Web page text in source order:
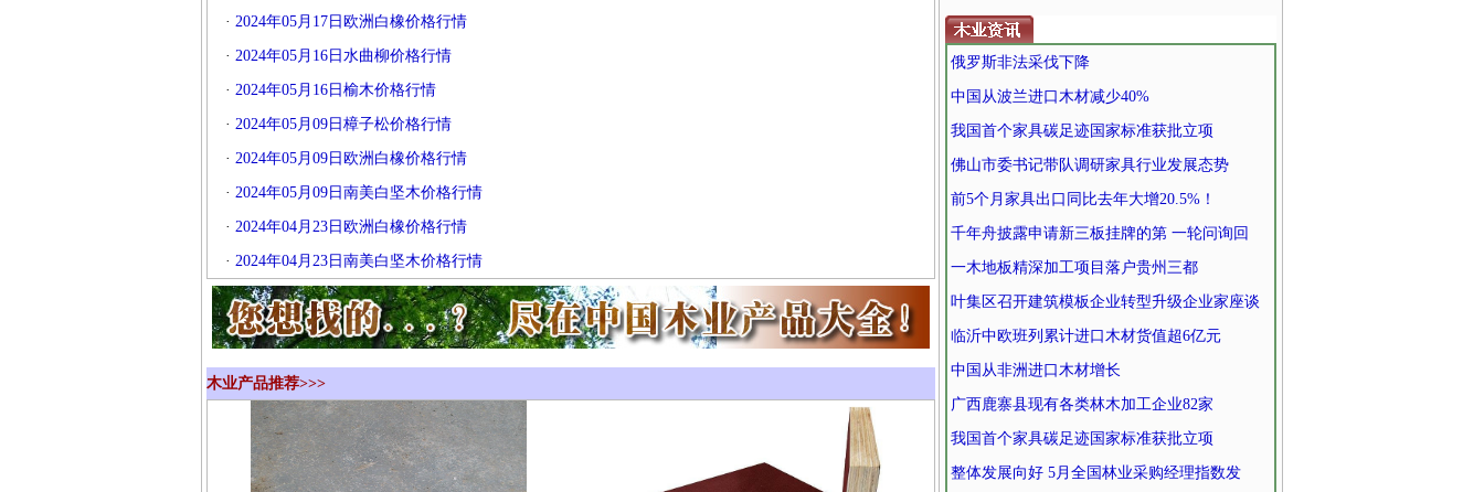
· 2024年05月17日欧洲白橡价格行情
· 2024年05月16日水曲柳价格行情
· 2024年05月16日榆木价格行情
· 2024年05月09日樟子松价格行情
· 2024年05月09日欧洲白橡价格行情
· 2024年05月09日南美白坚木价格行情
· 2024年04月23日欧洲白橡价格行情
· 2024年04月23日南美白坚木价格行情
木业产品推荐>>>
俄罗斯非法采伐下降
中国从波兰进口木材减少40%
我国首个家具碳足迹国家标准获批立项
佛山市委书记带队调研家具行业发展态势
前5个月家具出口同比去年大增20.5%！
千年舟披露申请新三板挂牌的第 一轮问询回
一木地板精深加工项目落户贵州三都
叶集区召开建筑模板企业转型升级企业家座谈
临沂中欧班列累计进口木材货值超6亿元
中国从非洲进口木材增长
广西鹿寨县现有各类林木加工企业82家
我国首个家具碳足迹国家标准获批立项
整体发展向好 5月全国林业采购经理指数发